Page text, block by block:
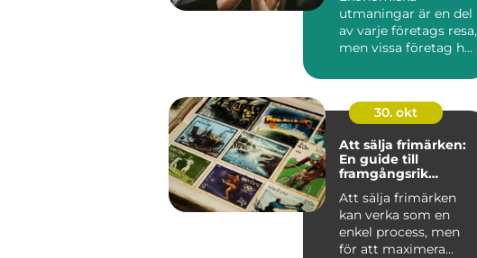
utmaningar är en del
av varje företags resa,
men vissa företag har
30. okt
Att sälja frimärken:
En guide till
framgångsrik
Att sälja frimärken
kan verka som en
enkel process, men
för att maximera